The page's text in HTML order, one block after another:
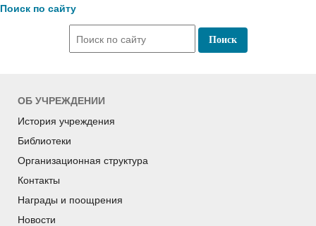
Поиск по сайту
ОБ УЧРЕЖДЕНИИ
История учреждения
Библиотеки
Организационная структура
Контакты
Награды и поощрения
Новости